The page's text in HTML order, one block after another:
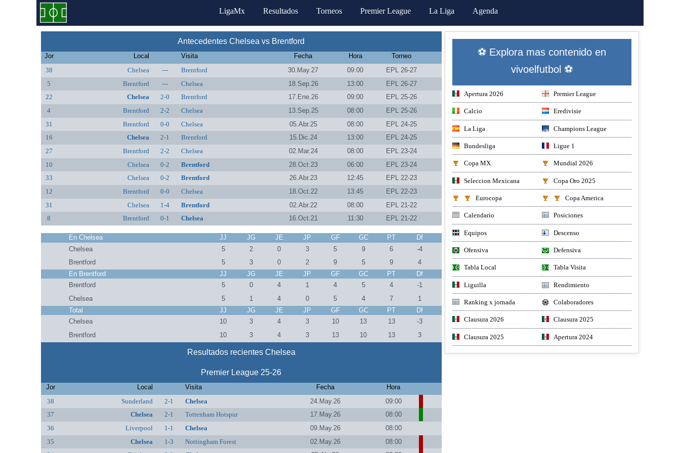
LigaMx Resultados Torneos Premier League La Liga Agenda
Antecedentes Chelsea vs Brentford
Jor Local Visita Fecha Hora
Torneo
38
Chelsea --- Brentford 30.May.27 09:00
EPL 26-27
5
Brentford --- Chelsea 18.Sep.26 13:00
EPL 26-27
22
Chelsea 2-0 Brentford 17.Ene.26 09:00
EPL 25-26
4
Brentford 2-2 Chelsea 13.Sep.25 08:00
EPL 25-26
31
Brentford 0-0 Chelsea 05.Abr.25 08:00
EPL 24-25
16
Chelsea 2-1 Brentford 15.Dic.24 13:00
EPL 24-25
27
Brentford 2-2 Chelsea 02.Mar.24 08:00
EPL 23-24
10
Chelsea 0-2 Brentford 28.Oct.23 06:00
EPL 23-24
33
Chelsea 0-2 Brentford 26.Abr.23 12:45
EPL 22-23
12
Brentford 0-0 Chelsea 18.Oct.22 13:45
EPL 22-23
31
Chelsea 1-4 Brentford 02.Abr.22 08:00
EPL 21-22
8
Brentford 0-1 Chelsea 16.Oct.21 11:30 EPL 21-22
En Chelsea JJ JG JE JP GF GC PT
Df
Chelsea
5 2 0 3 5 9 6
-4
Brentford
5 3 0 2 9 5 9
4
En Brentford
JJ JG JE JP GF GC PT
Df
Brentford
5 0 4 1 4 5 4
-1
Chelsea
5 1 4 0 5 4 7
1
Total
JJ JG JE JP GF GC PT
Df
Chelsea
10 3 4 3 10 13 13
-3
Brentford
10 3 4 3 13 10 13 3
Resultados recientes Chelsea
Premier League 25-26
Jor Local Visita Fecha
Hora
38
Sunderland 2-1 Chelsea 24.May.26
09:00
37
Chelsea 2-1 Tottenham Hotspur 17.May.26
08:00
36
Liverpool 1-1 Chelsea 09.May.26
08:00
35
Chelsea 1-3 Nottingham Forest 02.May.26
08:00
⚽ Explora mas contenido en
vivoelfutbol ⚽
Apertura 2026 Premier League
Calcio Eredivisie
La Liga Champions League
Bundesliga Ligue 1
Copa MX Mundial 2026
Seleccion Mexicana Copa Oro 2025
Eurocopa Copa America
Calendario Posiciones
Equipos Descenso
Ofensiva Defensiva
Tabla Local Tabla Visita
Liguilla Rendimiento
Ranking x jornada Colaboradores
Clausura 2026 Clausura 2025
Clausura 2025 Apertura 2024